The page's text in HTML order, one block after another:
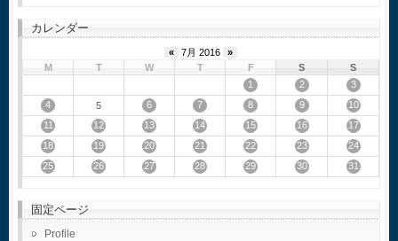
カレンダー
« 7月 2016
»
M
T W T F S
S
1
2
3
4
5 6 7 8 9
10
11
12 13 14 15 16
17
18
19 20 21 22 23
24
25
26 27 28 29 30 31
固定ページ
Profile